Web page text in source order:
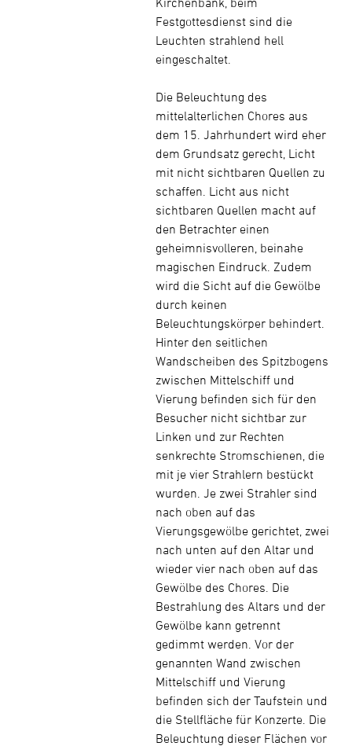
Festgottesdienst sind die
Leuchten strahlend hell
eingeschaltet.
Die Beleuchtung des
mittelalterlichen Chores aus
dem 15. Jahrhundert wird eher
dem Grundsatz gerecht, Licht
mit nicht sichtbaren Quellen zu
schaffen. Licht aus nicht
sichtbaren Quellen macht auf
den Betrachter einen
geheimnisvolleren, beinahe
magischen Eindruck. Zudem
wird die Sicht auf die Gewölbe
durch keinen
Beleuchtungskörper behindert.
Hinter den seitlichen
Wandscheiben des Spitzbogens
zwischen Mittelschiff und
Vierung befinden sich für den
Besucher nicht sichtbar zur
Linken und zur Rechten
senkrechte Stromschienen, die
mit je vier Strahlern bestückt
wurden. Je zwei Strahler sind
nach oben auf das
Vierungsgewölbe gerichtet, zwei
nach unten auf den Altar und
wieder vier nach oben auf das
Gewölbe des Chores. Die
Bestrahlung des Altars und der
Gewölbe kann getrennt
gedimmt werden. Vor der
genannten Wand zwischen
Mittelschiff und Vierung
befinden sich der Taufstein und
die Stellfläche für Konzerte. Die
Beleuchtung dieser Flächen vor